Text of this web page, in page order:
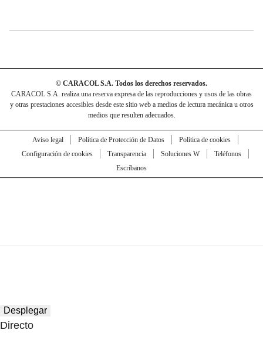
© CARACOL S.A. Todos los derechos reservados.
CARACOL S.A. realiza una reserva expresa de las reproducciones y usos de las obras
y otras prestaciones accesibles desde este sitio web a medios de lectura mecánica u otros
medios que resulten adecuados.
Aviso legal Política de Protección de Datos
Política de cookies
Configuración de cookies
Transparencia Soluciones W
Teléfonos
Escríbanos
Desplegar
Directo